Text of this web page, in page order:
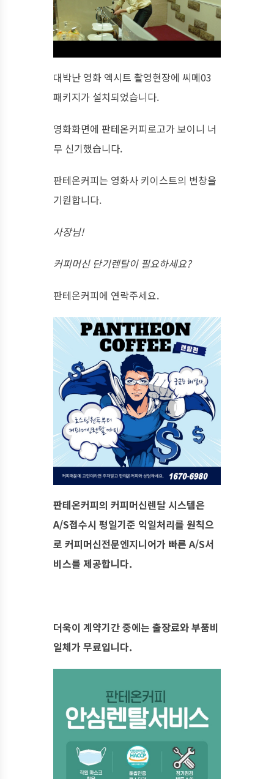
대박난 영화 엑시트 촬영현장에 씨메03
패키지가 설치되었습니다.
영화화면에 판테온커피로고가 보이니 너
무 신기했습니다.
판테온커피는 영화사 키이스트의 번창을
기원합니다.
사장님!
커피머신 단기렌탈이 필요하세요?
판테온커피에 연락주세요.
판테온커피의 커피머신렌탈 시스템은
A/S접수시 평일기준 익일처리를 원칙으
로 커피머신전문엔지니어가 빠른 A/S서
비스를 제공합니다.
​더욱이 계약기간 중에는 출장료와 부품비
일체가 무료입니다.